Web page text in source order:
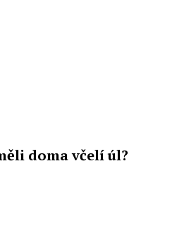
doma včelí úl?